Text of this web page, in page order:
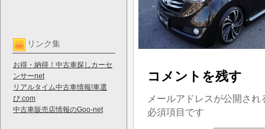
リンク集
お得・納得！中古車探しカーセ
ンサーnet
リアルタイム中古車情報!車選
び.com
中古車販売店情報のGoo-net
コメントを残す
メールアドレスが公開さ
必須項目です